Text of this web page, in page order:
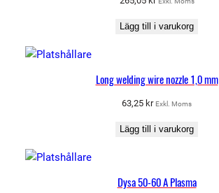
Lägg till i varukorg
Long welding wire nozzle 1,0 mm
63,25 kr Exkl. Moms
Lägg till i varukorg
Dysa 50-60 A Plasma